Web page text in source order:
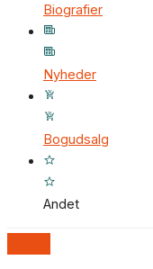
Biografier
Nyheder
Bogudsalg
Andet